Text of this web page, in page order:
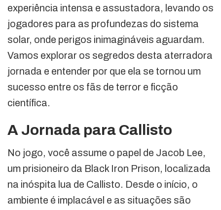
experiência intensa e assustadora, levando os
jogadores para as profundezas do sistema
solar, onde perigos inimagináveis aguardam.
Vamos explorar os segredos desta aterradora
jornada e entender por que ela se tornou um
sucesso entre os fãs de terror e ficção
científica.
A Jornada para Callisto
No jogo, você assume o papel de Jacob Lee,
um prisioneiro da Black Iron Prison, localizada
na inóspita lua de Callisto. Desde o início, o
ambiente é implacável e as situações são